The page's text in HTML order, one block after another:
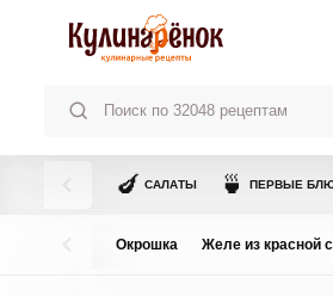
🍆 САЛАТЫ 🍵 ПЕРВЫЕ
Окрошка Желе из красной